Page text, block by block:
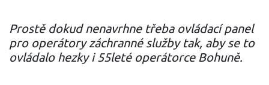
Prostě dokud nenavrhne třeba ovládací panel
pro operátory záchranné služby tak, aby se to
ovládalo hezky i 55leté operátorce Bohuně.